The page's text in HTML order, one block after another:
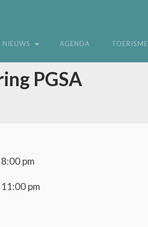
NIEUWS AGENDA TOERISME
PGSA
pm
pm